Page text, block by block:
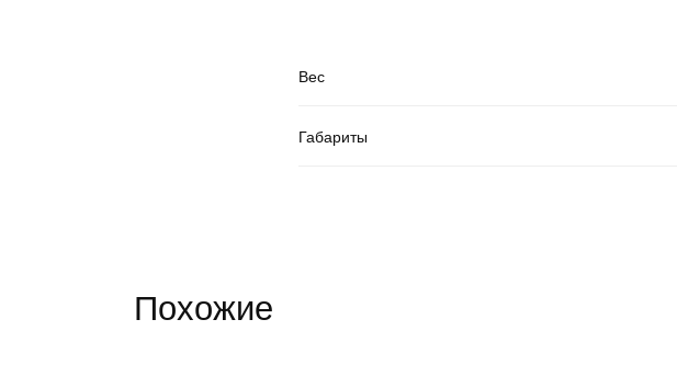
Вес
Габариты
Похожие